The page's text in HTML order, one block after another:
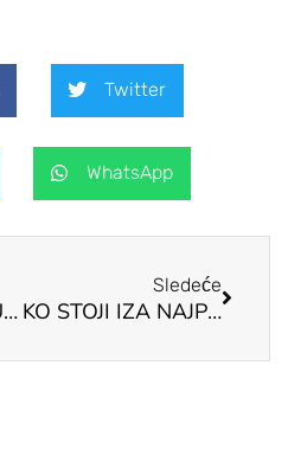
Twitter
WhatsApp
PRAVILNO POSLUŽENJE Temperatura serviranja rakije i ispravne čaše
Sledeće
KO STOJI IZA NAJPOZNATIJIH DESTILERIJA – Žene vladaju tržištem konjaka